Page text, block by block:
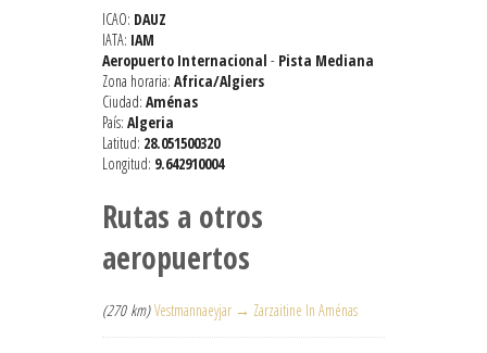
ICAO: DAUZ
IATA: IAM
Aeropuerto Internacional - Pista Mediana
Zona horaria: Africa/Algiers
Ciudad: Aménas
País: Algeria
Latitud: 28.051500320
Longitud: 9.642910004
Rutas a otros
aeropuertos
(270 km) Vestmannaeyjar → Zarzaitine In Aménas